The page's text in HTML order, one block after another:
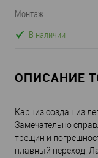
Монтаж
В наличии
ОПИСАНИЕ
Карниз создан из
Замечательно
трещин и
плавный переход.